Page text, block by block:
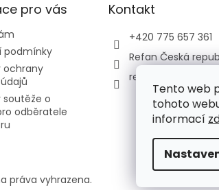
Tento web
tohoto
informací
pro vás
podmínky
ochrany
soutěže o
odběratele
Kontakt
+420 775 657 361
Refan Česká
práva vyhrazena.